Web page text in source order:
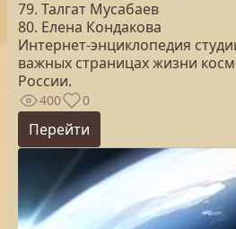
79. Талгат Мусабаев
80. Елена Кондакова
Интернет-энциклопедия
важных страницах жизни
России.
400 0
Перейти